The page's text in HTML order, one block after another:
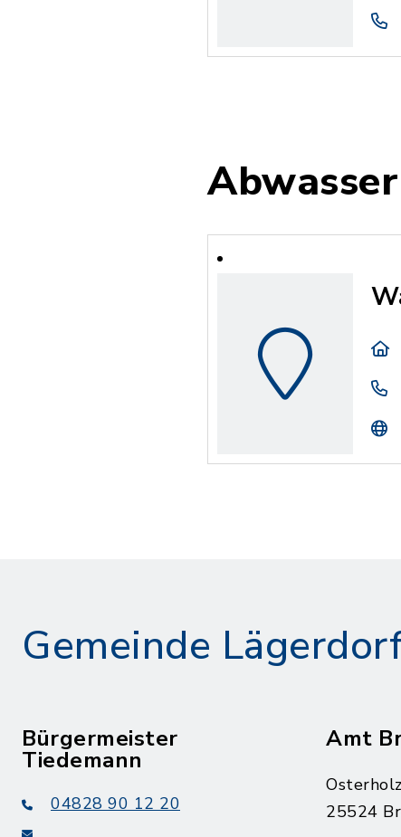
Abwasser
Gemeinde
Bürgermeister
Tiedemann
04828 90 12 20
Amt
25524